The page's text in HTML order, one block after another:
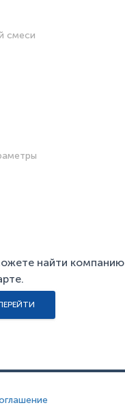
смеси
найти компанию